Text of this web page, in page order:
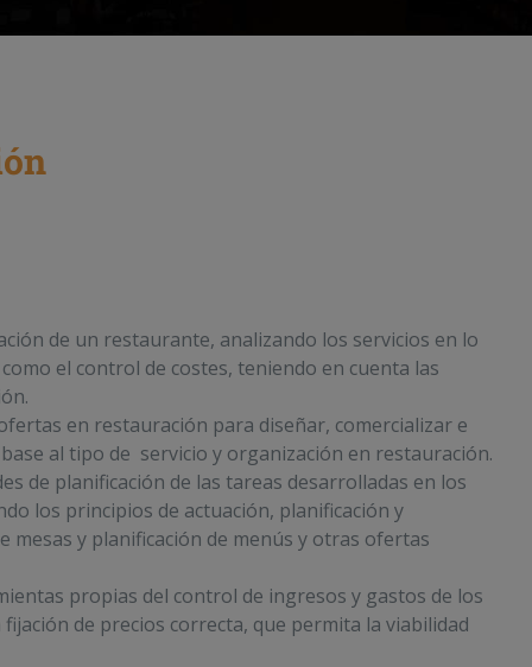
de un restaurante, analizando los servicios en lo
el control de costes, teniendo en cuenta las
en restauración para diseñar, comercializar e
al tipo de servicio y organización en restauración.
de planificación de las tareas desarrolladas en los
los principios de actuación, planificación y
mesas y planificación de menús y otras ofertas
propias del control de ingresos y gastos de los
de precios correcta, que permita la viabilidad